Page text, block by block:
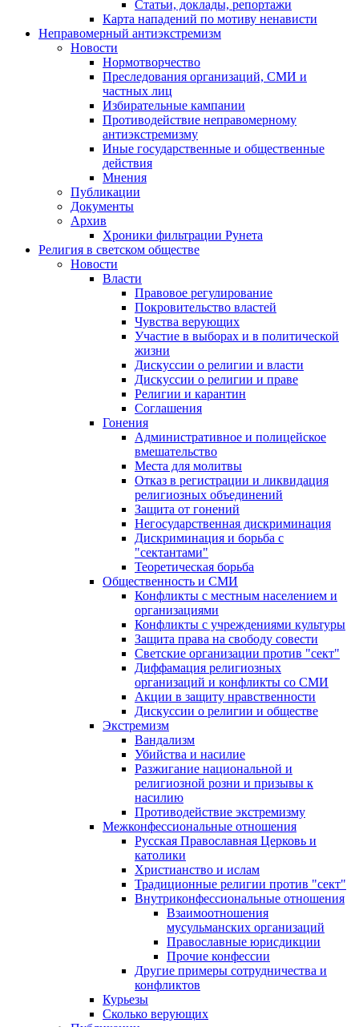
Статьи, доклады, репортажи
Карта нападений по мотиву ненависти
Неправомерный антиэкстремизм
Новости
Нормотворчество
Преследования организаций, СМИ и
частных лиц
Избирательные кампании
Противодействие неправомерному
антиэкстремизму
Иные государственные и общественные
действия
Мнения
Публикации
Документы
Архив
Хроники фильтрации Рунета
Религия в светском обществе
Новости
Власти
Правовое регулирование
Покровительство властей
Чувства верующих
Участие в выборах и в политической
жизни
Дискуссии о религии и власти
Дискуссии о религии и праве
Религии и карантин
Соглашения
Гонения
Административное и полицейское
вмешательство
Места для молитвы
Отказ в регистрации и ликвидация
религиозных объединений
Защита от гонений
Негосударственная дискриминация
Дискриминация и борьба с
"сектантами"
Теоретическая борьба
Общественность и СМИ
Конфликты с местным населением и
организациями
Конфликты с учреждениями культуры
Защита права на свободу совести
Светские организации против "сект"
Диффамация религиозных
организаций и конфликты со СМИ
Акции в защиту нравственности
Дискуссии о религии и обществе
Экстремизм
Вандализм
Убийства и насилие
Разжигание национальной и
религиозной розни и призывы к
насилию
Противодействие экстремизму
Межконфессиональные отношения
Русская Православная Церковь и
католики
Христианство и ислам
Традиционные религии против "сект"
Внутриконфессиональные отношения
Взаимоотношения
мусульманских организаций
Православные юрисдикции
Прочие конфессии
Другие примеры сотрудничества и
конфликтов
Курьезы
Сколько верующих